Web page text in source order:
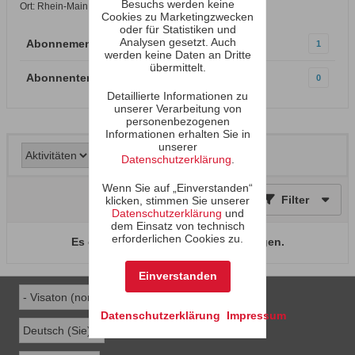
Ort: Rhein-Main
Abonnements 1
Abonnenten 0
Filter
Es gibt keine Aktivitäten zum Anzeigen.
Besuchs werden keine
Cookies zu Marketingzwecken
oder für Statistiken und
Analysen gesetzt. Auch
werden keine Daten an Dritte
übermittelt.
Detaillierte Informationen zu
unserer Verarbeitung von
personenbezogenen
Informationen erhalten Sie in
unserer
Datenschutzerklärung
Wenn Sie auf „Einverstanden“
klicken, stimmen Sie unserer
Datenschutzerklärung und
dem Einsatz von technisch
erforderlichen Cookies zu.
Datenschutzerklärung Impressum
Einverstanden